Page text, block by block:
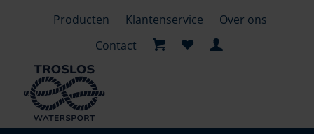
Producten Klantenservice
Over ons
Contact